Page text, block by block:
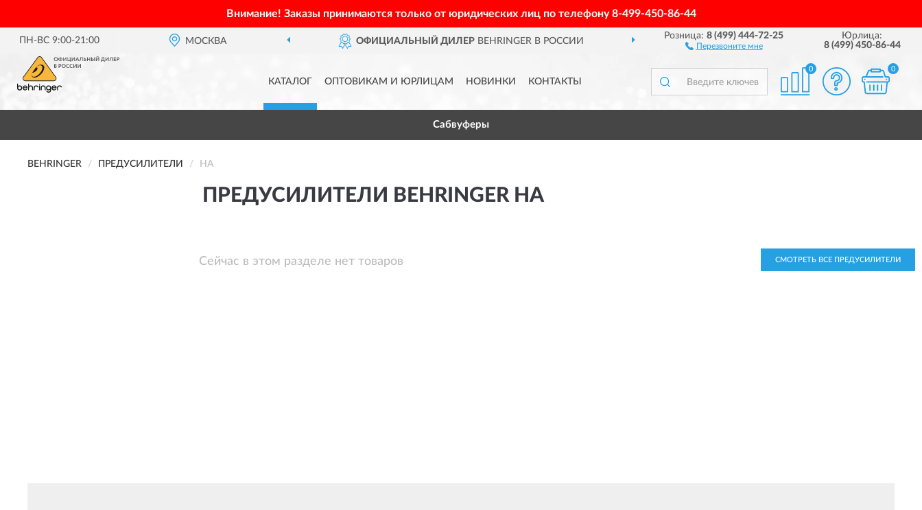
Внимание! Заказы принимаются только от юридических лиц по телефону8-499-450-86-44
ПН-ВС 9:00-21:00 МОСКВА ОФИЦИАЛЬНЫЙ ДИЛЕРBEHRINGER В РОССИИ ДОСТАВИМ ПО ВСЕЙ РОССИИ
Розница:8 (499) 444-72-25
Перезвоните мне
Юрлица:
8 (499) 450-86-44
КАТАЛОГ ОПТОВИКАМ И ЮРЛИЦАМ НОВИНКИ КОНТАКТЫ
0 0
Сабвуферы
BEHRINGER ПРЕДУСИЛИТЕЛИ HA
ПРЕДУСИЛИТЕЛИ BEHRINGER HA
Сейчас в этом разделе нет товаров СМОТРЕТЬ ВСЕ ПРЕДУСИЛИТЕЛИ